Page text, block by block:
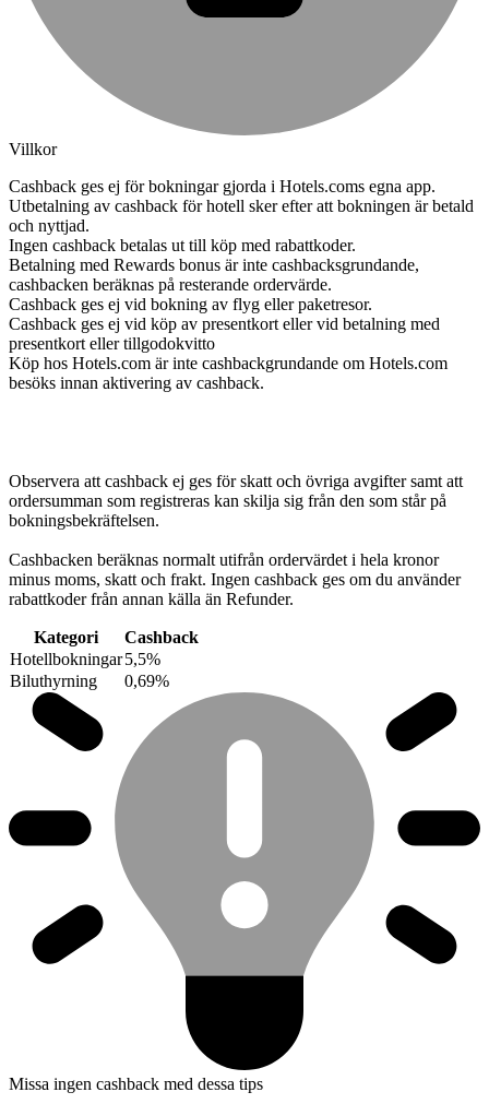
Villkor
Cashback ges ej för bokningar gjorda i Hotels.coms egna app.
Utbetalning av cashback för hotell sker efter att bokningen är betald
och nyttjad.
Ingen cashback betalas ut till köp med rabattkoder.
Betalning med Rewards bonus är inte cashbacksgrundande,
cashbacken beräknas på resterande ordervärde.
Cashback ges ej vid bokning av flyg eller paketresor.
Cashback ges ej vid köp av presentkort eller vid betalning med
presentkort eller tillgodokvitto
Köp hos Hotels.com är inte cashbackgrundande om Hotels.com
besöks innan aktivering av cashback.
Observera att cashback ej ges för skatt och övriga avgifter samt att
ordersumman som registreras kan skilja sig från den som står på
bokningsbekräftelsen.
Cashbacken beräknas normalt utifrån ordervärdet i hela kronor
minus moms, skatt och frakt. Ingen cashback ges om du använder
rabattkoder från annan källa än Refunder.
Kategori
Cashback
Hotellbokningar5,5%
Biluthyrning
0,69%
Missa ingen cashback med dessa tips